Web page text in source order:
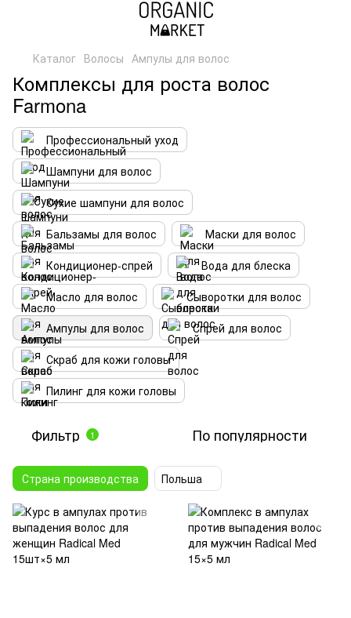
Каталог Волосы Ампулы для волос
Комплексы для роста волос
Farmona
Профессиональный уход
Шампуни для волос
Сухие шампуни для волос
Бальзамы для волос
Маски для волос
Кондиционер-спрей
Вода для блеска
Масло для волос
Сыворотки для волос
Ампулы для волос
Спрей для волос
Скраб для кожи головы
Пилинг для кожи головы
Фильтр 1 По популярности
Страна производства Польша